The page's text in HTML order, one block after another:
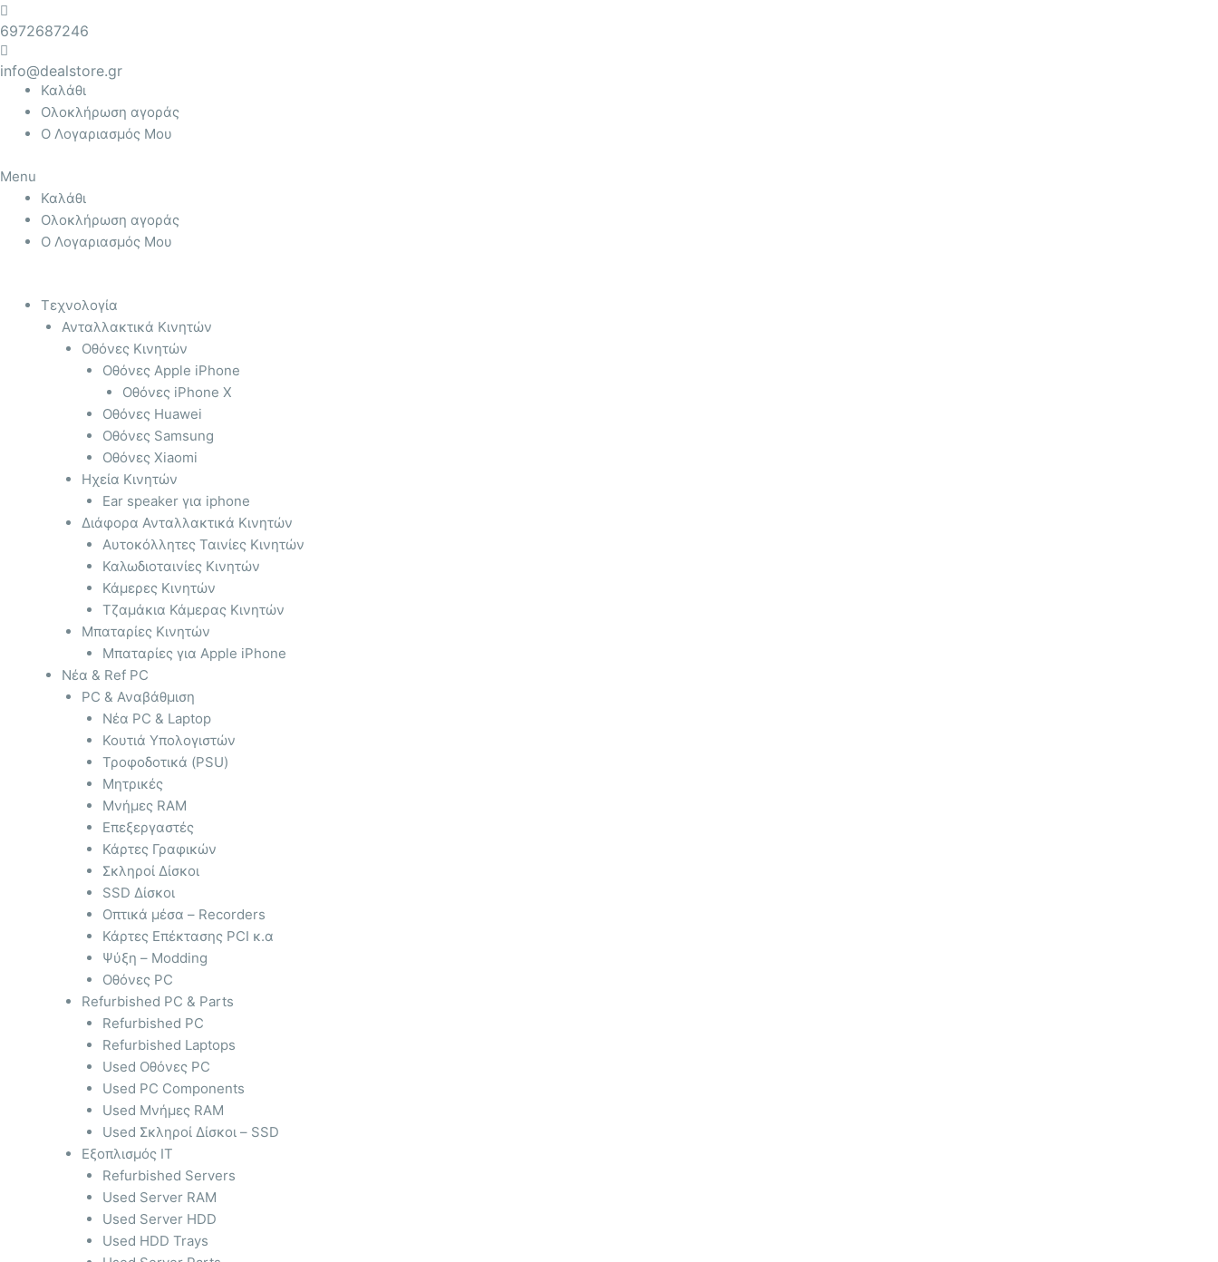
Μετάβαση
στο
περιεχόμενο
6972687246
info@dealstore.gr
Καλάθι
Ολοκλήρωση αγοράς
Ο Λογαριασμός Μου
Menu
Καλάθι
Ολοκλήρωση αγοράς
Ο Λογαριασμός Μου
Τεχνολογία
Ανταλλακτικά Κινητών
Οθόνες Κινητών
Οθόνες Apple iPhone
Οθόνες iPhone X
Οθόνες Huawei
Οθόνες Samsung
Οθόνες Xiaomi
Ηχεία Κινητών
Ear speaker για iphone
Διάφορα Ανταλλακτικά Κινητών
Αυτοκόλλητες Ταινίες Κινητών
Καλωδιοταινίες Κινητών
Κάμερες Κινητών
Τζαμάκια Κάμερας Κινητών
Μπαταρίες Κινητών
Μπαταρίες για Apple iPhone
Νέα & Ref PC
PC & Αναβάθμιση
Νέα PC & Laptop
Κουτιά Υπολογιστών
Τροφοδοτικά (PSU)
Μητρικές
Μνήμες RAM
Επεξεργαστές
Κάρτες Γραφικών
Σκληροί Δίσκοι
SSD Δίσκοι
Οπτικά μέσα – Recorders
Κάρτες Επέκτασης PCI κ.α
Ψύξη – Modding
Οθόνες PC
Refurbished PC & Parts
Refurbished PC
Refurbished Laptops
Used Οθόνες PC
Used PC Components
Used Μνήμες RAM
Used Σκληροί Δίσκοι – SSD
Εξοπλισμός IT
Refurbished Servers
Used Server RAM
Used Server HDD
Used HDD Trays
Products
search
Αναζήτηση
για: